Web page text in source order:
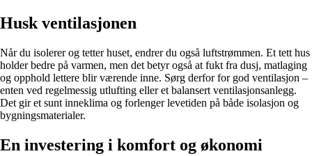
Husk ventilasjonen
Når du isolerer og tetter huset, endrer du også luftstrømmen. Et tett hus
holder bedre på varmen, men det betyr også at fukt fra dusj, matlaging
og opphold lettere blir værende inne. Sørg derfor for god ventilasjon –
enten ved regelmessig utlufting eller et balansert ventilasjonsanlegg.
Det gir et sunt inneklima og forlenger levetiden på både isolasjon og
bygningsmaterialer.
En investering i komfort og økonomi